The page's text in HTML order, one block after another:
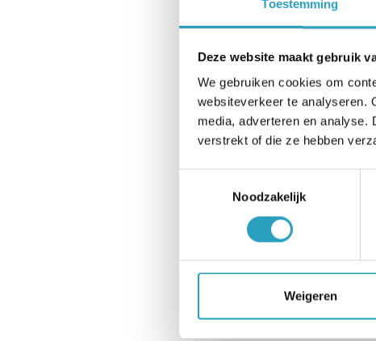
Toestemming
Deze website maakt gebruik
We gebruiken cookies om
websiteverkeer te analyseren.
media, adverteren en analyse.
verstrekt of die ze hebben
Noodzakelijk
Weigeren
dat vrijwel niemand
leuk pak aan!’. Ze
Meer
Mark had een
of ik naar huis ging,
mensen die
zitten, is het heel
hier weg’ of ‘ik
pyjama.”